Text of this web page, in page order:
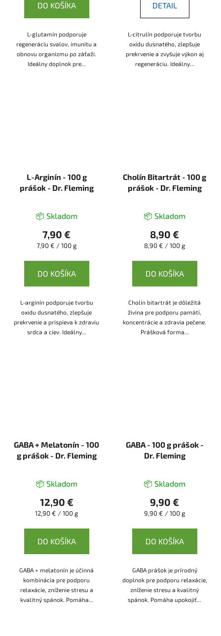
DO KOŠÍKA
L-glutamín podporuje
regeneráciu svalov, imunitu a
obnovu organizmu po záťaži.
Ideálny doplnok pre...
DETAIL
L-citrulín podporuje tvorbu
oxidu dusnatého, zlepšuje
prekrvenie a zvyšuje výkon aj
regeneráciu. Ideálny...
L-Arginín - 100 g
prášok - Dr. Fleming
📦 Skladom
7,90 €
Jednotková
7,90 € / 100 g
DO KOŠÍKA
L-arginín podporuje tvorbu
oxidu dusnatého, zlepšuje
prekrvenie a prispieva k zdraviu
srdca a ciev. Ideálny...
Cholín Bitartrát - 100 g
prášok - Dr. Fleming
📦 Skladom
8,90 €
Jednotková
8,90 € / 100 g
DO KOŠÍKA
Cholín bitartrát je dôležitá
živina pre podporu pamäti,
koncentrácie a zdravia pečene.
Prášková forma...
GABA + Melatonín - 100
g prášok - Dr. Fleming
📦 Skladom
12,90 €
Jednotková
12,90 € / 100 g
DO KOŠÍKA
GABA + melatonín je účinná
kombinácia pre podporu
relaxácie, zníženie stresu a
kvalitný spánok. Pomáha...
GABA - 100 g prášok -
Dr. Fleming
📦 Skladom
9,90 €
Jednotková
9,90 € / 100 g
DO KOŠÍKA
GABA prášok je prírodný
doplnok pre podporu relaxácie,
zníženie stresu a kvalitný
spánok. Pomáha upokojiť...